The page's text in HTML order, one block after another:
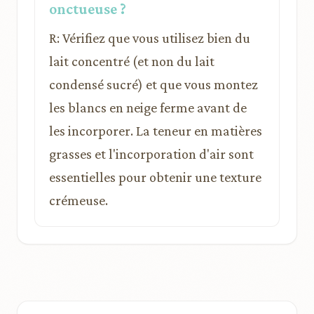
onctueuse ?
R: Vérifiez que vous utilisez bien du
lait concentré (et non du lait
condensé sucré) et que vous montez
les blancs en neige ferme avant de
les incorporer. La teneur en matières
grasses et l'incorporation d'air sont
essentielles pour obtenir une texture
crémeuse.